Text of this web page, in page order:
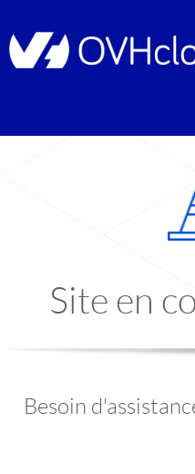
Site en
Besoin